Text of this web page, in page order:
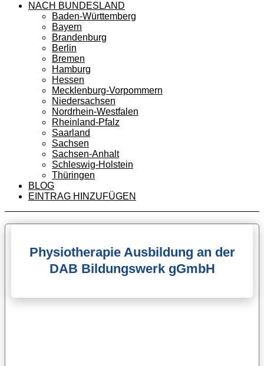
NACH BUNDESLAND
Baden-Württemberg
Bayern
Brandenburg
Berlin
Bremen
Hamburg
Hessen
Mecklenburg-Vorpommern
Niedersachsen
Nordrhein-Westfalen
Rheinland-Pfalz
Saarland
Sachsen
Sachsen-Anhalt
Schleswig-Holstein
Thüringen
BLOG
EINTRAG HINZUFÜGEN
Physiotherapie Ausbildung an der
DAB Bildungswerk gGmbH